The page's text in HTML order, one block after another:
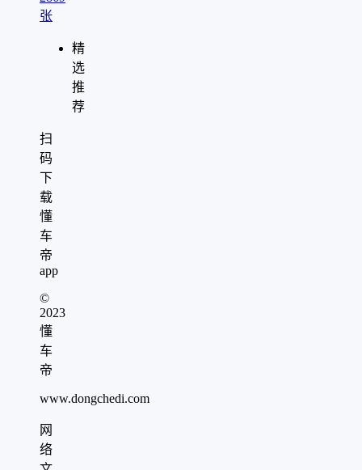
张
精
选
推
荐
扫
码
下
载
懂
车
帝
app
©
2023
懂
车
帝
www.dongchedi.com
网
络